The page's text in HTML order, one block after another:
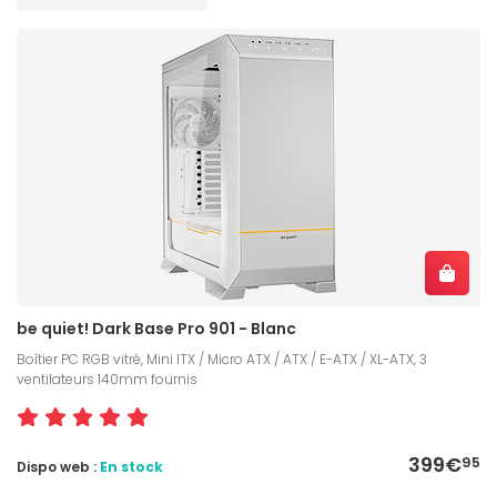
be quiet! Dark Base Pro 901 - Blanc
Boîtier PC RGB vitré, Mini ITX / Micro ATX / ATX / E-ATX / XL-ATX, 3
ventilateurs 140mm fournis
399€95
Dispo web : En stock